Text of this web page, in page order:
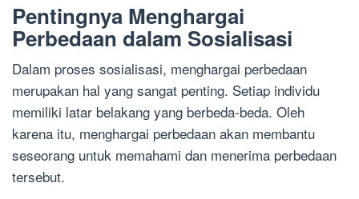
Pentingnya Menghargai
Perbedaan dalam Sosialisasi
Dalam proses sosialisasi, menghargai perbedaan
merupakan hal yang sangat penting. Setiap individu
memiliki latar belakang yang berbeda-beda. Oleh
karena itu, menghargai perbedaan akan membantu
seseorang untuk memahami dan menerima perbedaan
tersebut.